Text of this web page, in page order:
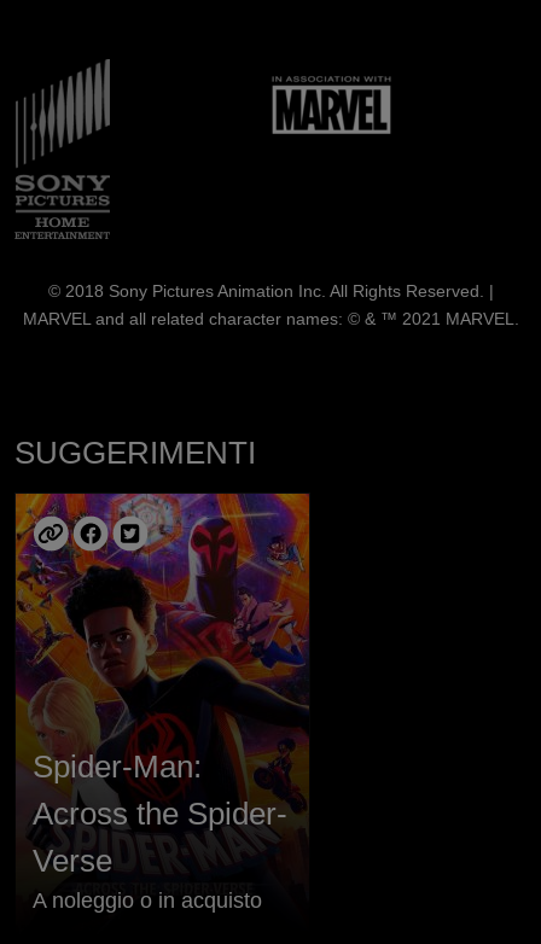
Immagine
© 2018 Sony Pictures Animation Inc. All Rights Reserved. |
MARVEL and all related character names: © & ™ 2021 MARVEL.
SUGGERIMENTI
Spider-Man:
Across the Spider-
Verse
A noleggio o in acquisto